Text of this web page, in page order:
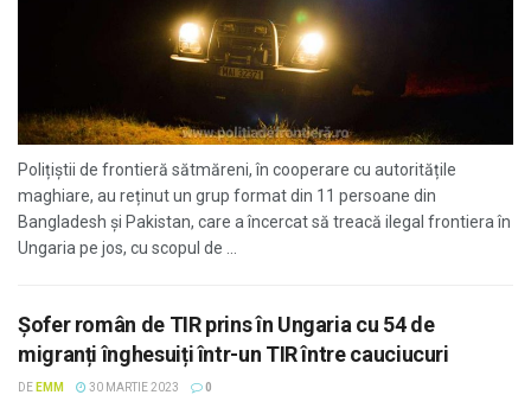
Polițiștii de frontieră sătmăreni, în cooperare cu autoritățile
maghiare, au reținut un grup format din 11 persoane din
Bangladesh şi Pakistan, care a încercat să treacă ilegal frontiera în
Ungaria pe jos, cu scopul de ...
Șofer român de TIR prins în Ungaria cu 54 de
migranți înghesuiți într-un TIR între cauciucuri
DE EMM 30 MARTIE 2023 0